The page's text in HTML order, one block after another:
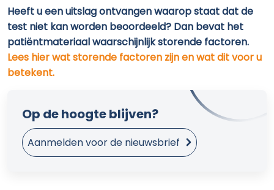
Heeft u een uitslag ontvangen waarop staat dat de
test niet kan worden beoordeeld? Dan bevat het
patiëntmateriaal waarschijnlijk storende factoren.
Lees hier wat storende factoren zijn en wat dit voor u
betekent.
Op de hoogte blijven?
Aanmelden voor de nieuwsbrief